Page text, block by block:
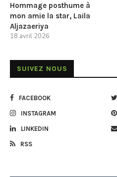
Hommage posthume à
mon amie la star, Laila
Aljazaeriya
18 avril 2026
SUIVEZ NOUS
FACEBOOK
INSTAGRAM
LINKEDIN
RSS